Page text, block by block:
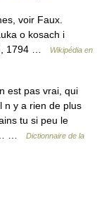
voir Faux.
o kosach i
), 1794 …
Wikipédia en
est pas vrai, qui
n y a rien de plus
tu si peu le
…
Dictionnaire de la